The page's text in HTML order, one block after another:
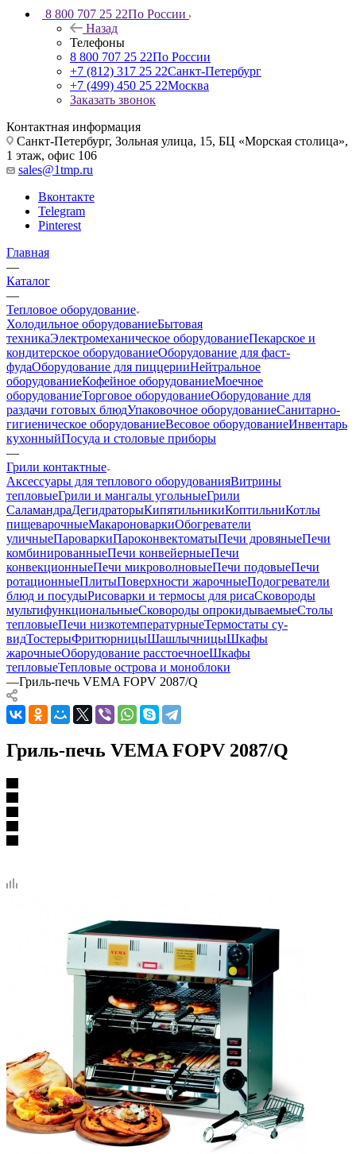
8 800 707 25 22По России
Назад
Телефоны
8 800 707 25 22По России
+7 (812) 317 25 22Санкт-Петербург
+7 (499) 450 25 22Москва
Заказать звонок
Контактная информация
Санкт-Петербург, Зольная улица, 15, БЦ «Морская столица»,
1 этаж, офис 106
sales@1tmp.ru
Вконтакте
Telegram
Pinterest
Главная
—
Каталог
—
Тепловое оборудование
Холодильное оборудованиеБытовая
техникаЭлектромеханическое оборудованиеПекарское и
кондитерское оборудованиеОборудование для фаст-
фудаОборудование для пиццерииНейтральное
оборудованиеКофейное оборудованиеМоечное
оборудованиеТорговое оборудованиеОборудование для
раздачи готовых блюдУпаковочное оборудованиеСанитарно-
гигиеническое оборудованиеВесовое оборудованиеИнвентарь
кухонныйПосуда и столовые приборы
—
Грили контактные
Аксессуары для теплового оборудованияВитрины
тепловыеГрили и мангалы угольныеГрили
СаламандраДегидраторыКипятильникиКоптильниКотлы
пищеварочныеМакароноваркиОбогреватели
уличныеПароваркиПароконвектоматыПечи дровяныеПечи
комбинированныеПечи конвейерныеПечи
конвекционныеПечи микроволновыеПечи подовыеПечи
ротационныеПлитыПоверхности жарочныеПодогреватели
блюд и посудыРисоварки и термосы для рисаСковороды
мультифункциональныеСковороды опрокидываемыеСтолы
тепловыеПечи низкотемпературныеТермостаты су-
видТостерыФритюрницыШашлычницыШкафы
жарочныеОборудование расстоечноеШкафы
тепловыеТепловые острова и моноблоки
—Гриль-печь VEMA FOPV 2087/Q
Гриль-печь VEMA FOPV 2087/Q